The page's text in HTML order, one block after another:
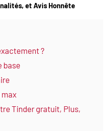
et Avis Honnête
?
base
Tinder gratuit, Plus,